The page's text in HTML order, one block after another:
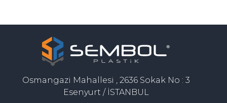
Osmangazi Mahallesi , 2636 Sokak No : 3
Esenyurt / İSTANBUL